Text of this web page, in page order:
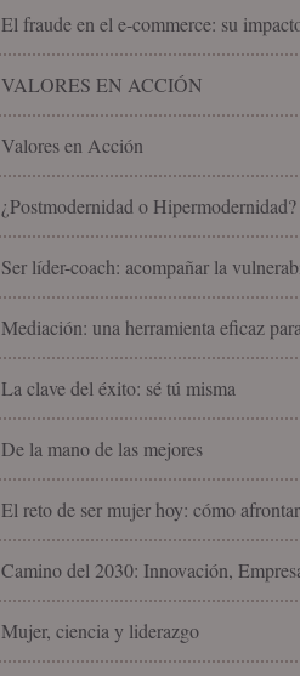
El fraude en el e-commerce: su
VALORES EN ACCIÓN
Valores en Acción
¿Postmodernidad o
Ser líder-coach: acompañar la
Mediación: una herramienta eficaz
La clave del éxito: sé tú misma
De la mano de las mejores
El reto de ser mujer hoy: cómo
Camino del 2030: Innovación,
Mujer, ciencia y liderazgo